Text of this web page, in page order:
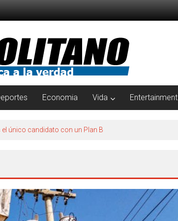
Economia Vida Entertainment
el único candidato con un Plan B